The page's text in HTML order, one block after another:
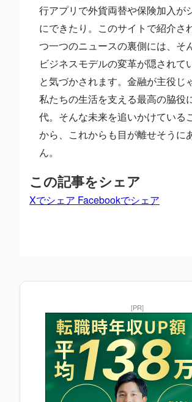
行アプリで外貨両替や保険加入が
にできたり。このサイトで紹介さ
つ一つのニュースの裏側には、そ
ビジネスモデルの変革が隠されて
と気づかされます。金融が主役じ
私たちの生活を支える最高の脇役
代。そんな未来を追いかけている
から、これからも目が離せそうに
ん。
この記事をシェア
Xでシェア Facebookでシェア
[PR]